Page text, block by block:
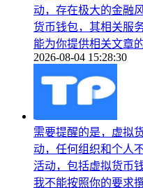
动，存在极大的金融
货币钱包，其相关服
能为你提供相关文章
2026-08-04 15:28:30
需要提醒的是，虚拟
动，任何组织和个人
活动，包括虚拟货币
我不能按照你的要求